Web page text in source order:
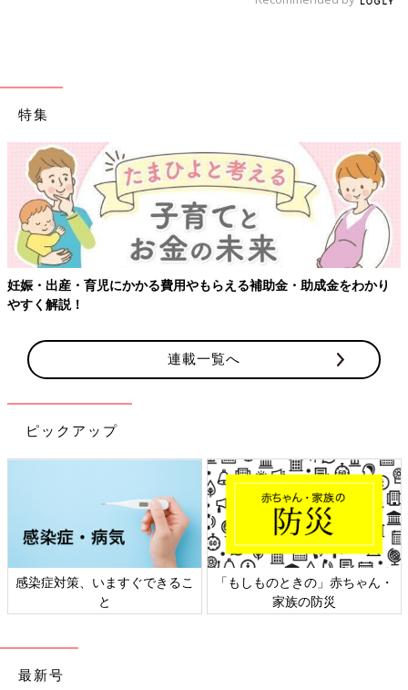
特集
妊娠・出産・育児にかかる費用やもらえる補助金・助成金をわかり
やすく解説！
連載一覧へ
ピックアップ
感染症対策、いますぐできるこ
と
「もしものときの」赤ちゃん・
家族の防災
最新号